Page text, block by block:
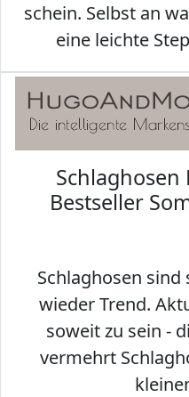
schein. Selbst an
eine leichte
Bestseller
Schlaghosen
wieder Trend.
soweit zu sein -
vermehrt